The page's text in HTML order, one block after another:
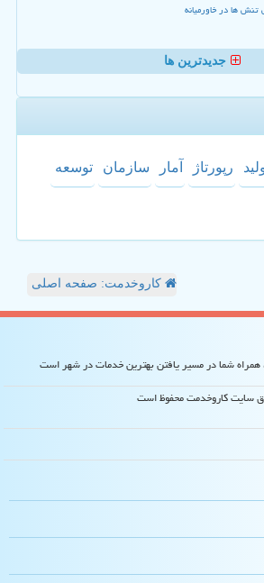
ها در خاورمیانه
جدیدترین ها
رپورتاژ آمار سازمان توسعه
کاروخدمت: صفحه اصلی
شما در مسیر یافتن بهترین خدمات در شهر است